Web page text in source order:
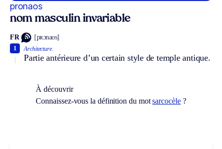
pronaos
nom masculin invariable
FR [pʀɔnaos]
Architecture.
Partie antérieure d’un certain style de temple antique.
1
À découvrir
Connaissez-vous la définition du motsarcocèle?